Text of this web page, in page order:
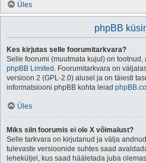
Üles
phpBB
Kes kirjutas selle foorumitarkvara?
Selle foorumi (muutmata kujul) on
phpBB Limited . Foorumitarkvara on
versioon 2 (GPL-2.0) alusel ja on täiesti
informatsiooni phpBB kohta leiad
Üles
Miks siin foorumis ei ole X võimalust?
Selle tarkvara on kirjutanud ja välja
tulevaste versioonide suhtes saad
leheküljel, kus saad hääletada juba